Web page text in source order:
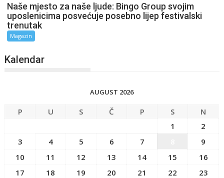
Naše mjesto za naše ljude: Bingo Group svojim
uposlenicima posvećuje posebno lijep festivalski
trenutak
Magazin
Kalendar
AUGUST 2026
P U S Č P S
N
1
2
3
4 5 6 7
9
10
11 12 13 14 15
16
17
18 19 20 21 22
23